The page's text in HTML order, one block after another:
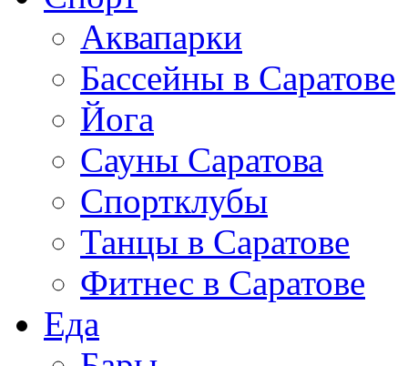
Аквапарки
Бассейны в Саратове
Йога
Сауны Саратова
Спортклубы
Танцы в Саратове
Фитнес в Саратове
Еда